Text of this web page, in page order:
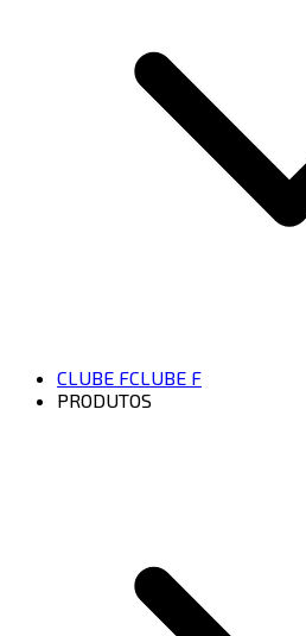
CLUBE FCLUBE F
PRODUTOS